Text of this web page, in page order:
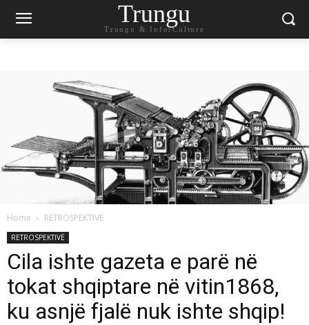
Trungu
Trungu & InforCulture
Home RETROSPEKTIVË
RETROSPEKTIVË
Cila ishte gazeta e parë në
tokat shqiptare në vitin1868,
ku asnjë fjalë nuk ishte shqip!